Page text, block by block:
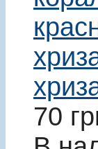
70